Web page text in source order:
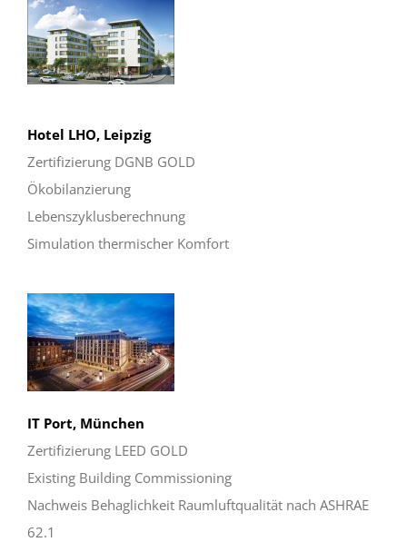
Hotel LHO, Leipzig
Zertifizierung DGNB GOLD
Ökobilanzierung
Lebenszyklusberechnung
Simulation thermischer Komfort
IT Port, München
Zertifizierung LEED GOLD
Existing Building Commissioning
Nachweis Behaglichkeit Raumluftqualität nach ASHRAE
62.1